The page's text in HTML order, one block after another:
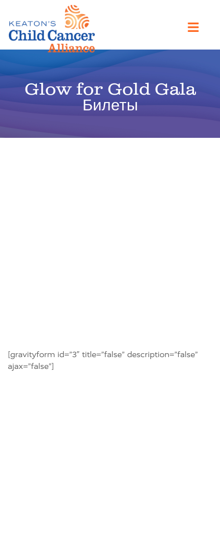
Glow for Gold Gala
Билеты
[gravityform id=”3″ title=”false” description=”false”
ajax=”false”]